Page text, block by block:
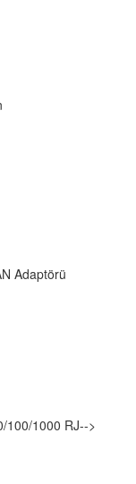
Adaptörü
100/1000 RJ-->